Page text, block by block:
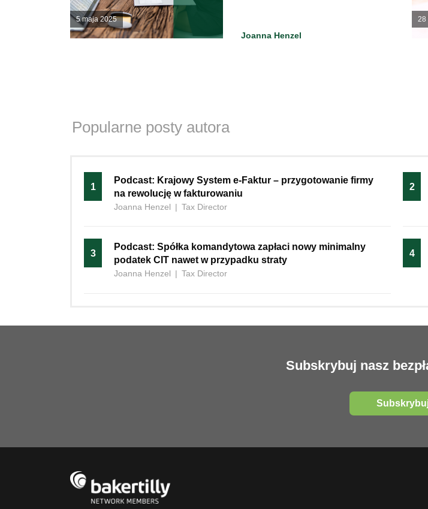
5 maja 2025
Joanna Henzel
28
Popularne posty autora
1
Podcast: Krajowy System e-Faktur – przygotowanie firmy
na rewolucję w fakturowaniu
Joanna Henzel | Tax Director
2
3
Podcast: Spółka komandytowa zapłaci nowy minimalny
podatek CIT nawet w przypadku straty
Joanna Henzel | Tax Director
4
Subskrybuj nasz